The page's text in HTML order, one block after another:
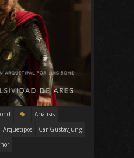
Análisis
Arquetipos
CarlGustavJung